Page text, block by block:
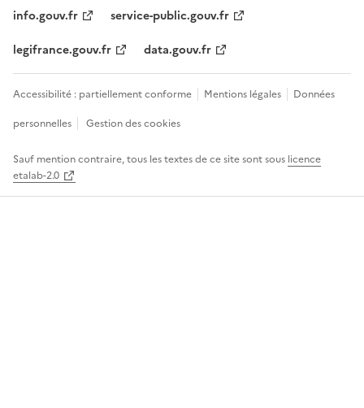
info.gouv.fr
service-public.gouv.fr
legifrance.gouv.fr
data.gouv.fr
Accessibilité : partiellement conforme Mentions légales
Données
personnelles
Gestion des cookies
Sauf mention contraire, tous les textes de ce site sont sous licence
etalab-2.0